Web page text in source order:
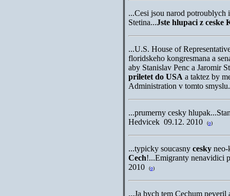
...Cesi jsou narod potroublych
Stetina...Jste hlupaci z ceske
...U.S. House of
floridskeho kongresmana a
aby Stanislav Penc a Jaromir
priletet do USA a taktez by
Administration v tomto
...prumerny cesky
Hedvicek 09.12. 2010 (o)
...typicky soucasny ceskyneo-
Cech!...Emigranty nenavidici
2010
(o)
...Ja bych tem Cechum